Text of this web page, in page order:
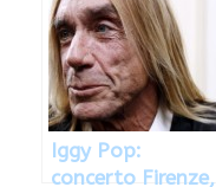
Iggy Pop:
concerto Firenze,